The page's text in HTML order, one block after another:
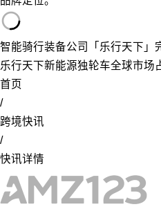
智能骑行装备公司「乐行天下」
乐行天下新能源独轮车全球市场
首页
/
跨境快讯
/
快讯详情